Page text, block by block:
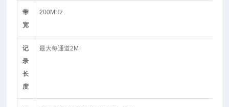
带
宽
200MHz
记
录
长
度
最大每通道2M